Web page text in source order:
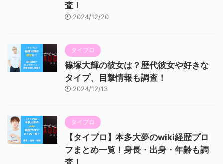
査！
2024/12/20
タイプロ
篠塚大輝の彼女は？歴代彼女や好きな
タイプ、目撃情報も調査！
2024/12/13
タイプロ
【タイプロ】本多大夢のwiki経歴プロ
フまとめ一覧！身長・出身・年齢も調
査！